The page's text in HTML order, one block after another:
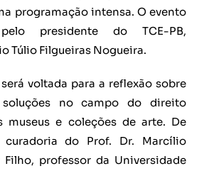
programação intensa. O evento
presidente do TCE-PB,
Túlio Filgueiras Nogueira.
voltada para a reflexão sobre
no campo do direito
museus e coleções de arte. De
do Prof. Dr. Marcílio
Filho, professor da Universidade